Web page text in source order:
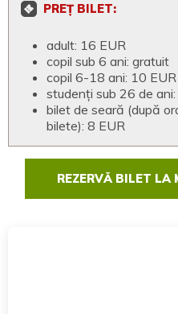
PREȚ BILET:
adult: 16 EUR
copil sub 6 ani: gratuit
copil 6-18 ani: 10 EUR
studenți sub 26 de
bilet de seară (după
bilete): 8 EUR
REZERVĂ BILET LA